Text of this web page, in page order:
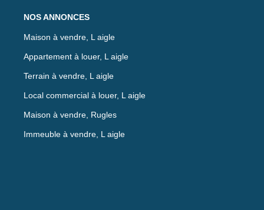
NOS ANNONCES
Maison à vendre, L aigle
Appartement à louer, L aigle
Terrain à vendre, L aigle
Local commercial à louer, L aigle
Maison à vendre, Rugles
Immeuble à vendre, L aigle